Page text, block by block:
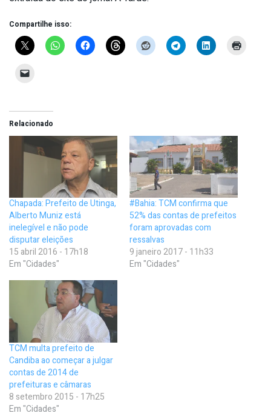
Compartilhe isso:
Relacionado
Chapada: Prefeito de Utinga,
Alberto Muniz está
inelegível e não pode
disputar eleições
15 abril 2016 - 17h18
Em "Cidades"
#Bahia: TCM confirma que
52% das contas de prefeitos
foram aprovadas com
ressalvas
9 janeiro 2017 - 11h33
Em "Cidades"
TCM multa prefeito de
Candiba ao começar a julgar
contas de 2014 de
prefeituras e câmaras
8 setembro 2015 - 17h25
Em "Cidades"